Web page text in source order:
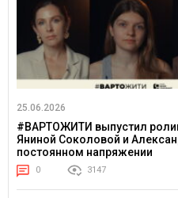
25.06.2026
#ВАРТОЖИТИ выпустил
Яниной Соколовой и
постоянном напряжении
0 3147